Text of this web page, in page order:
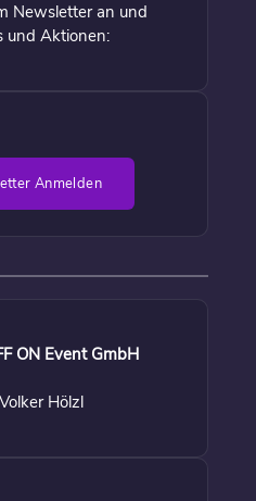
Newsletter an und
und Aktionen:
Anmelden
ON Event GmbH
Hölzl